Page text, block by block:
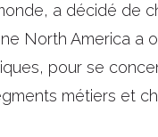
a décidé de
North America
pour se
métiers et